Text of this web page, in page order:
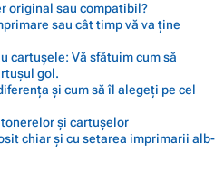
original sau compatibil?
sau cât timp vă va ține
cartușele: Vă sfătuim cum să
gol.
și cum să îl alegeți pe cel
și cartușelor
chiar și cu setarea imprimarii alb-